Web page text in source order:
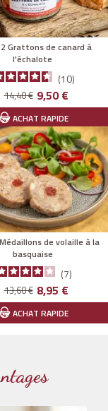
l'échalote
10
Prix
de
base
14,40 € Prix
9,50 €
ACHAT RAPIDE
basquaise
7
Prix
de
13,60 € Prix
8,95 €
ACHAT RAPIDE